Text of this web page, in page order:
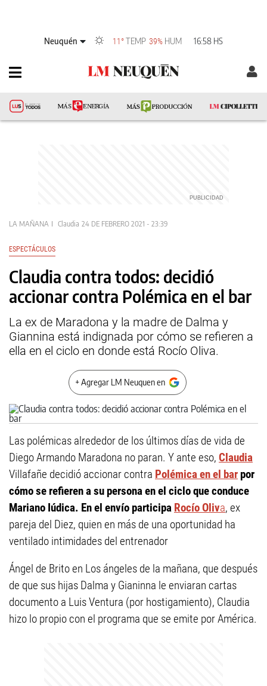
Neuquén 11°TEMP 39% HUM 16:58 HS
LA MAÑANA Claudia 24 DE FEBRERO 2021 - 23:39
ESPECTÁCULOS
Claudia contra todos: decidió
accionar contra Polémica en el bar
La ex de Maradona y la madre de Dalma y
Giannina está indignada por cómo se refieren a
ella en el ciclo en donde está Rocío Oliva.
+ Agregar LM Neuquen en
Las polémicas alrededor de los últimos días de vida de
Diego Armando Maradona no paran. Y ante eso, Claudia
Villafañe decidió accionar contra Polémica en el bar por
cómo se refieren a su persona en el ciclo que conduce
Mariano Iúdica. En el envío participa Rocío Oliva, ex
pareja del Diez, quien en más de una oportunidad ha
ventilado intimidades del entrenador
Ángel de Brito en Los ángeles de la mañana, que después
de que sus hijas Dalma y Gianinna le enviaran cartas
documento a Luis Ventura (por hostigamiento), Claudia
hizo lo propio con el programa que se emite por América.